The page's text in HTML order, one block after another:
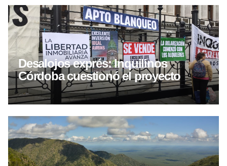
Desalojos exprés: Inquilinos
Córdoba cuestionó el proyecto